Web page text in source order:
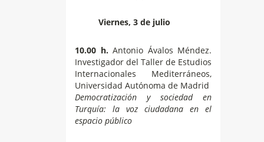
Viernes, 3 de julio
10.00 h.Antonio Ávalos Méndez.
Investigador del Taller de Estudios
Internacionales Mediterráneos,
Universidad Autónoma de Madrid
Democratización y sociedad en
Turquía: la voz ciudadana en el
espacio público